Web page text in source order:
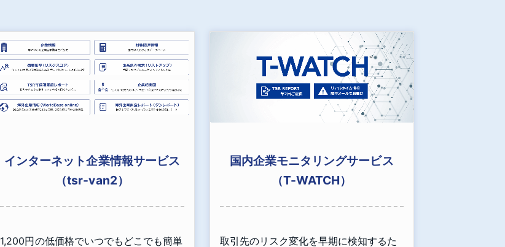
インターネット企業情報サービス
（tsr-van2）
1,200円の低価格でいつでもどこでも簡単
国内企業モニタリングサービス
（T-WATCH）
取引先のリスク変化を早期に検知するた